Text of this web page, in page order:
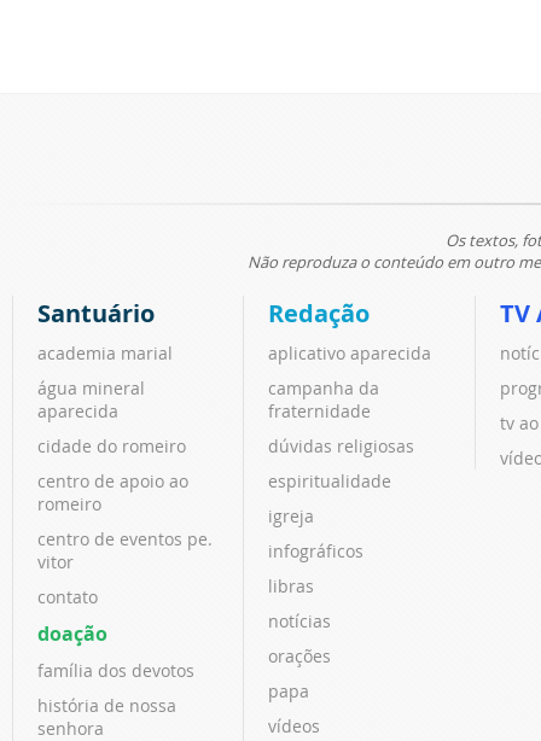
Os textos,
Não reproduza o conteúdo em outro
Santuário
academia marial
água mineral
aparecida
cidade do romeiro
centro de apoio ao
romeiro
centro de eventos pe.
vitor
contato
doação
família dos devotos
história de nossa
senhora
Redação
aplicativo aparecida
campanha da
fraternidade
dúvidas religiosas
espiritualidade
igreja
infográficos
libras
notícias
orações
papa
vídeos
TV
tv